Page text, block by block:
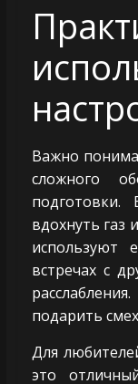
Важно
сложного
вдохнуть газ
используют
встречах с
подарить
Для
это